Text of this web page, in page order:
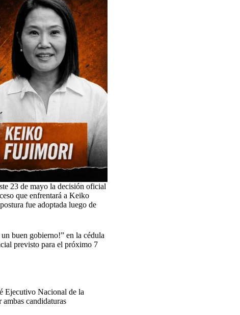
23 de mayo la decisión oficial
que enfrentará a Keiko
fue adoptada luego de
buen gobierno!” en la cédula
previsto para el próximo 7
Ejecutivo Nacional de la
candidaturas